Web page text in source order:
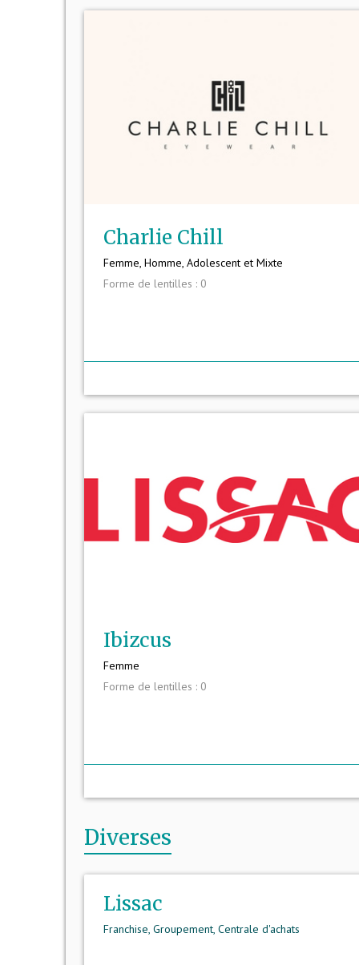
Charlie Chill
Femme, Homme, Adolescent et Mixte
Forme de lentilles : 0
Ibizcus
Femme
Forme de lentilles : 0
Diverses
Lissac
Franchise, Groupement, Centrale d'achats